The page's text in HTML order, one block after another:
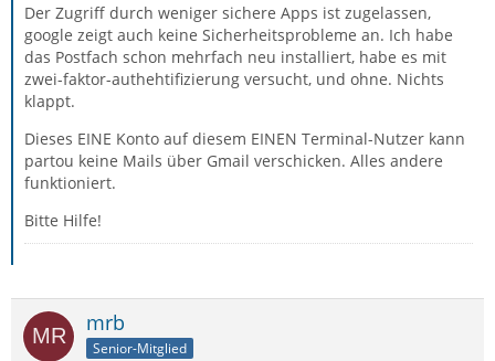
Der Zugriff durch weniger sichere Apps ist zugelassen,
google zeigt auch keine Sicherheitsprobleme an. Ich habe
das Postfach schon mehrfach neu installiert, habe es mit
zwei-faktor-authehtifizierung versucht, und ohne. Nichts
klappt.
Dieses EINE Konto auf diesem EINEN Terminal-Nutzer kann
partou keine Mails über Gmail verschicken. Alles andere
funktioniert.
Bitte Hilfe!
mrb
Senior-Mitglied